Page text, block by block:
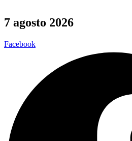
7 agosto 2026
Facebook